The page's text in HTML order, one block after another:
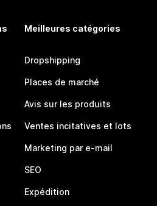
Meilleures catégories
Dropshipping
Places de marché
Avis sur les produits
Ventes incitatives et lots
Marketing par e-mail
SEO
Expédition